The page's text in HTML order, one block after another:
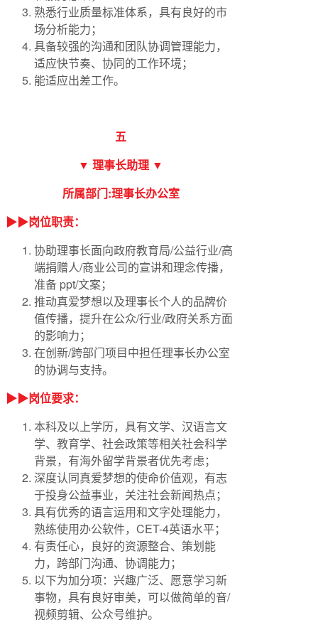
熟悉行业质量标准体系，具有良好的市
场分析能力；
具备较强的沟通和团队协调管理能力，
适应快节奏、协同的工作环境；
能适应出差工作。
五
▼ 理事长助理 ▼
所属部门:理事长办公室
▶▶岗位职责：
协助理事长面向政府教育局/公益行业/高
端捐赠人/商业公司的宣讲和理念传播，
准备 ppt/文案；
推动真爱梦想以及理事长个人的品牌价
值传播，提升在公众/行业/政府关系方面
的影响力；
在创新/跨部门项目中担任理事长办公室
的协调与支持。
▶▶岗位要求：
本科及以上学历，具有文学、汉语言文
学、教育学、社会政策等相关社会科学
背景，有海外留学背景者优先考虑；
深度认同真爱梦想的使命价值观，有志
于投身公益事业，关注社会新闻热点；
具有优秀的语言运用和文字处理能力，
熟练使用办公软件，CET-4英语水平；
有责任心，良好的资源整合、策划能
力，跨部门沟通、协调能力；
以下为加分项：兴趣广泛、愿意学习新
事物，具有良好审美，可以做简单的音/
视频剪辑、公众号维护。